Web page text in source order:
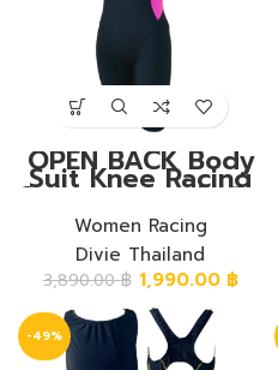
OPEN BACK Body
Suit Knee Racing
Swimwear ชุดวันพีช
หลังโอเหนือเข่า ผ้า
พื้นสีดำ แถบสีชมพู
Women Racing
Divie Thailand
3,890.00฿ 1,990.00 ฿
-49%